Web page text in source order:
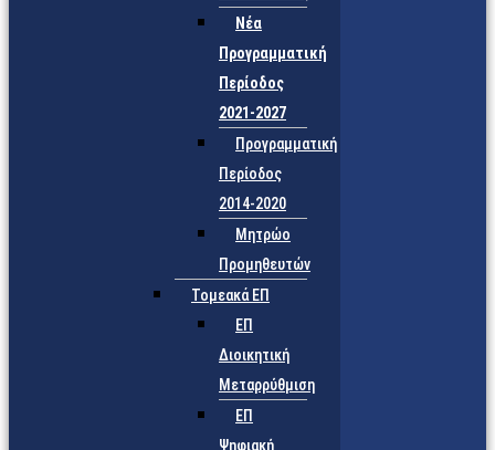
Νέα
Προγραμματική
Περίοδος
2021-2027
Προγραμματική
Περίοδος
2014-2020
Μητρώο
Προμηθευτών
Τομεακά ΕΠ
ΕΠ
Διοικητική
Μεταρρύθμιση
ΕΠ
Ψηφιακή